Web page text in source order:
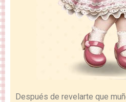
Después de revelarte que